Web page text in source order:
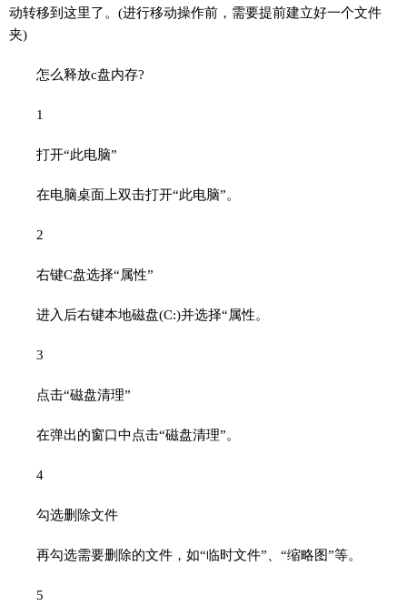
动转移到这里了。(进行移动操作前，需要提前建立好一个文件
夹)
怎么释放c盘内存?
1
打开“此电脑”
在电脑桌面上双击打开“此电脑”。
2
右键C盘选择“属性”
进入后右键本地磁盘(C:)并选择“属性。
3
点击“磁盘清理”
在弹出的窗口中点击“磁盘清理”。
4
勾选删除文件
再勾选需要删除的文件，如“临时文件”、“缩略图”等。
5